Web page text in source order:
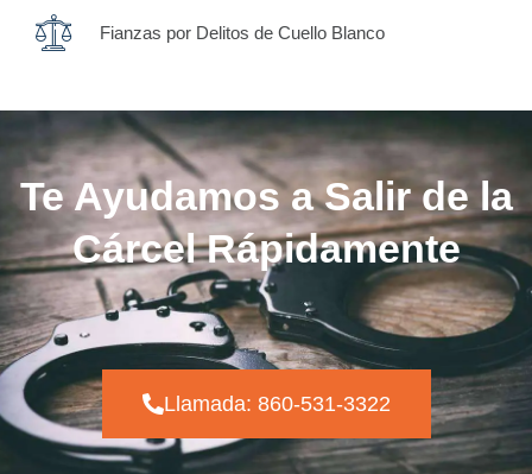
Fianzas por Delitos de Cuello Blanco
Te Ayudamos a Salir de la
Cárcel Rápidamente
Llamada: 860-531-3322